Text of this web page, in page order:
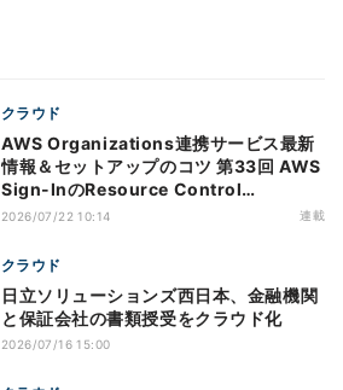
クラウド
AWS Organizations連携サービス最新
情報＆セットアップのコツ 第33回 AWS
Sign-InのResource Control
Policy（RCP）対応のメリットと注意点
2026/07/22 10:14 連載
クラウド
日立ソリューションズ西日本、金融機関
と保証会社の書類授受をクラウド化
2026/07/16 15:00